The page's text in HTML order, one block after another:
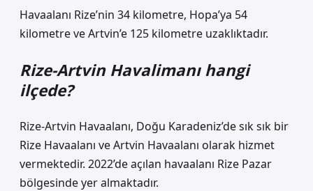
Havaalanı Rize’nin 34 kilometre, Hopa’ya 54
kilometre ve Artvin’e 125 kilometre uzaklıktadır.
Rize-Artvin Havalimanı hangi
ilçede?
Rize-Artvin Havaalanı, Doğu Karadeniz’de sık sık bir
Rize Havaalanı ve Artvin Havaalanı olarak hizmet
vermektedir. 2022’de açılan havaalanı Rize Pazar
bölgesinde yer almaktadır.